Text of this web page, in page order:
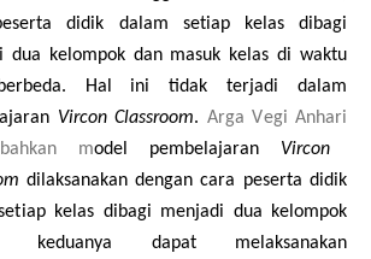
eserta didik da lam setiap kelas dibagi
dua kelompok dan masuk ke las di waktu
erbeda. Hal ini tidak terjadi dalam
Vircon Classroom. ArgaVegi Anhari
model pembel ajaran Vircon
di laksanakan dengancara peserta didik
etiap ke las dibagi menjadi dua kelompok
keduanya dapat melaksanakan